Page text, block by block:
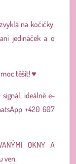
na kočičky.
jedináček a o
moc těšit! ♥
ideálně e-
+420 607
OKNY A
ven.